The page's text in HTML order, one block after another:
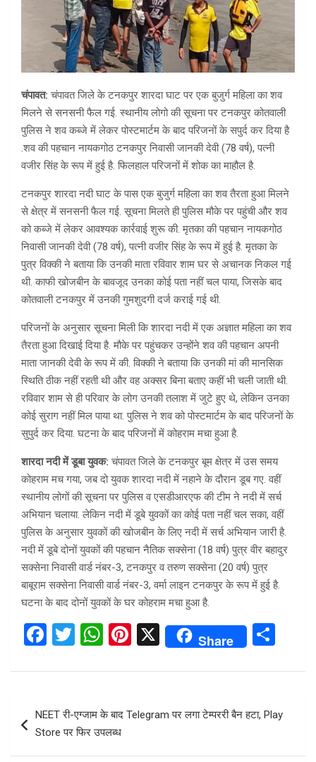
चंपावत: चंपावत जिले के टनकपुर शारदा घाट पर एक बुजुर्ग महिला का शव
मिलने से सनसनी फैल गई. स्थानीय लोगो की सूचना पर टनकपुर कोतवाली
पुलिस ने शव कब्जे में लेकर पोस्टमार्टम के बाद परिजनों के सपुर्द कर दिया है
.शव की पहचान नायकगोठ टनकपुर निवासी जानकी देवी (78 वर्ष), पत्नी
वजीर सिंह के रूप में हुई है. फिलहाल परिजनों में शोक का माहौल है.
टनकपुर शारदा नदी घाट के पास एक बुजुर्ग महिला का शव तैरता हुआ मिलने
से क्षेत्र में सनसनी फैल गई. सूचना मिलते ही पुलिस मौके पर पहुंची और शव
को कब्जे में लेकर आवश्यक कार्रवाई शुरू की. मृतका की पहचान नायकगोठ
निवासी जानकी देवी (78 वर्ष), पत्नी वजीर सिंह के रूप में हुई है. मृतका के
पुत्र विक्की ने बताया कि उनकी माता रविवार शाम घर से अचानक निकल गई
थी. काफी खोजबीन के बावजूद उनका कोई पता नहीं चल पाया, जिसके बाद
कोतवाली टनकपुर में उनकी गुमशुदगी दर्ज कराई गई थी.
परिजनों के अनुसार सूचना मिली कि शारदा नदी में एक अज्ञात महिला का शव
तैरता हुआ दिखाई दिया है. मौके पर पहुंचकर उन्होंने शव की पहचान अपनी
माता जानकी देवी के रूप में की. विक्की ने बताया कि उनकी मां की मानसिक
स्थिति ठीक नहीं रहती थी और वह अक्सर बिना बताए कहीं भी चली जाती थी.
रविवार शाम से ही परिवार के लोग उनकी तलाश में जुटे हुए थे, लेकिन उनका
कोई सुराग नहीं मिल पाया था. पुलिस ने शव को पोस्टमार्टम के बाद परिजनों के
सुपुर्द कर दिया. घटना के बाद परिजनों में कोहराम मचा हुआ है.
शारदा नदी में डूबा युवक: चंपावत जिले के टनकपुर बूम क्षेत्र में उस समय
कोहराम मच गया, जब दो युवक शारदा नदी में नहाने के दौरान डूब गए. वहीं
स्थानीय लोगों की सूचना पर पुलिस व एसडीआरएफ की टीम ने नदी में सर्च
अभियान चलाया. लेकिन नदी में डूबे युवकों का कोई पता नहीं चल सका, वहीं
पुलिस के अनुसार युवकों की खोजबीन के लिए नदी में सर्च अभियान जारी है.
नदी में डूबे दोनों युवकों की पहचान नैतिक सक्सेना (18 वर्ष) पुत्र वीर बहादुर
सक्सेना निवासी वार्ड नंबर-3, टनकपुर व तरुण सक्सेना (20 वर्ष) पुत्र
बाबूराम सक्सेना निवासी वार्ड नंबर-3, वर्मा लाइन टनकपुर के रूप में हुई है.
घटना के बाद दोनों युवकों के घर कोहराम मचा हुआ है.
F
ce
o
T
tt
W
at
A
Pi
er
t
X Share
ar
navigation
NEET री-एग्जाम के बाद Telegram पर लगा टेम्पररी बैन हटा, Play
Store पर फिर उपलब्ध